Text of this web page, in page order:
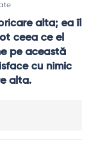
alta; ea îl
ceea ce el
pe această
cu nimic
alta.